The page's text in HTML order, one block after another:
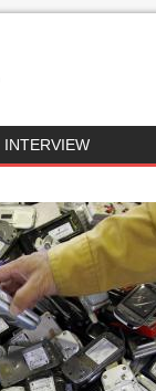
INTERVIEW